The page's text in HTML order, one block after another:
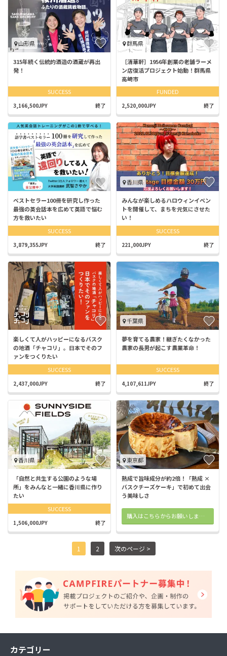
山形県
315年続く伝統的酒造の酒蔵が再出
発！
SUCCESS
3,166,500JPY 終了
群馬県
［清華軒］1956年創業の老舗ラーメ
ン店復活プロジェクト始動！群馬県
高崎市
FUNDED
2,520,000JPY 終了
ベストセラー100冊を研究し作った
最強の英会話本を広めて英語で悩む
方を救いたい
SUCCESS
3,879,355JPY 終了
香川県
みんなが楽しめるハロウィンイベン
トを開催して、まちを元気にさせた
い！
SUCCESS
221,000JPY 終了
楽しくて人がハッピーになるバスク
の地酒「チャコリ」。日本でそのフ
ァンをつくりたい
SUCCESS
2,437,000JPY 終了
千葉県
夢を育てる農家！継ぎたくなかった
農家の長男が起こす農業革命！
SUCCESS
4,107,611JPY 終了
香川県
「自然と共生する公園のような場
所」をみんなと一緒に香川県に作り
たい
SUCCESS
1,506,000JPY 終了
東京都
熟成で旨味成分が約2倍！「熟成 ×
バスクチーズケーキ」で初めて出会
う美味しさ
購入はこちらからお願いします。
1 2 次のページ >
カテゴリー